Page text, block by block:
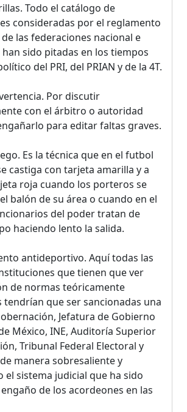
Todo el catálogo de
consideradas por el reglamento
las federaciones nacional e
sido pitadas en los tiempos
del PRI, del PRIAN y de la 4T.
Por discutir
con el árbitro o autoridad
para editar faltas graves.
Es la técnica que en el futbol
castiga con tarjeta amarilla y a
roja cuando los porteros se
balón de su área o cuando en el
del poder tratan de
haciendo lento la salida.
antideportivo. Aquí todas las
que tienen que ver
de normas teóricamente
tendrían que ser sancionadas una
Jefatura de Gobierno
México, INE, Auditoría Superior
Tribunal Federal Electoral y
manera sobresaliente y
el sistema judicial que ha sido
de los acordeones en las